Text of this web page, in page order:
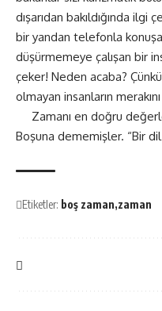
dışarıdan bakıldığında ilgi
bir yandan telefonla
düşürmemeye çalışan bir
çeker! Neden acaba?
olmayan insanların
Zamanı en doğru
Boşuna dememişler. “Bir
Etiketler: boş zaman zaman